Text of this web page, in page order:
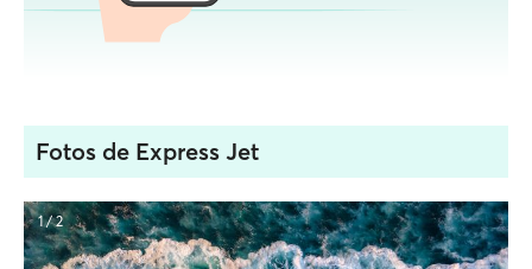
Fotos de Express Jet
1 / 2